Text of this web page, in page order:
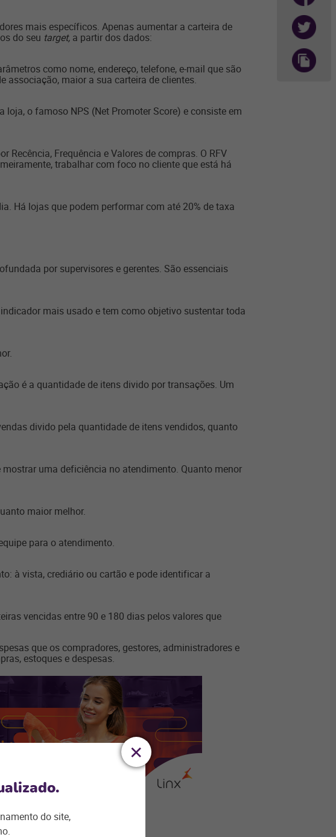
mais específicos. Apenas aumentar a carteira de
do seu target, a partir dos dados:
como nome, endereço, telefone, e-mail que são
maior a sua carteira de clientes.
o famoso NPS (Net Promoter Score) e consiste em
Frequência e Valores de compras. O RFV
trabalhar com foco no cliente que está há
Há lojas que podem performar com até 20% de taxa
por supervisores e gerentes. São essenciais
mais usado e tem como objetivo sustentar toda
é a quantidade de itens divido por transações. Um
divido pela quantidade de itens vendidos, quanto
uma deficiência no atendimento. Quanto menor
maior melhor.
para o atendimento.
à vista, crediário ou cartão e pode identificar a
vencidas entre 90 e 180 dias pelos valores que
que os compradores, gestores, administradores e
estoques e despesas.
do site,